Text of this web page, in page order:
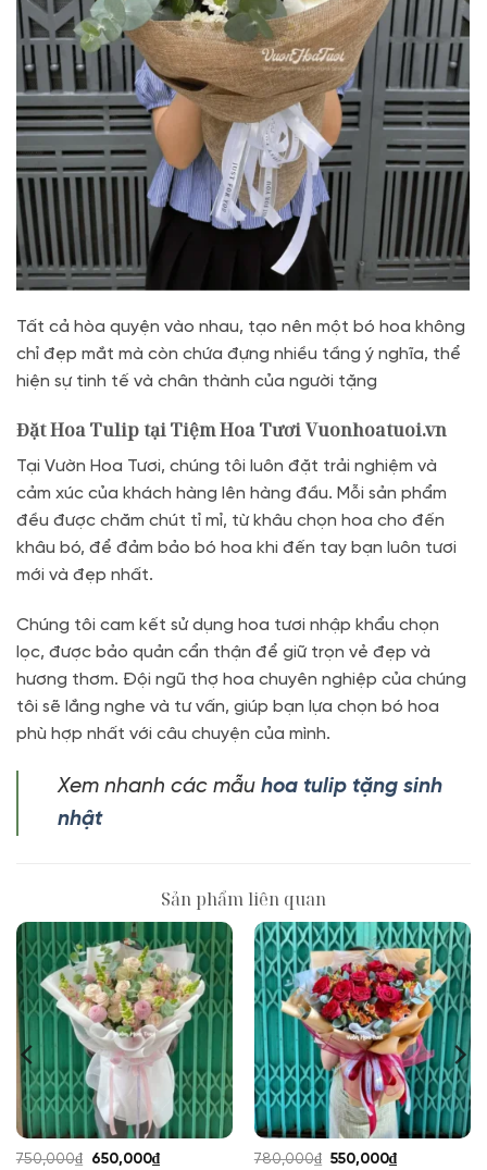
Tất cả hòa quyện vào nhau, tạo nên một bó hoa không
chỉ đẹp mắt mà còn chứa đựng nhiều tầng ý nghĩa, thể
hiện sự tinh tế và chân thành của người tặng
Đặt Hoa Tulip tại Tiệm Hoa Tươi Vuonhoatuoi.vn
Tại Vườn Hoa Tươi, chúng tôi luôn đặt trải nghiệm và
cảm xúc của khách hàng lên hàng đầu. Mỗi sản phẩm
đều được chăm chút tỉ mỉ, từ khâu chọn hoa cho đến
khâu bó, để đảm bảo bó hoa khi đến tay bạn luôn tươi
mới và đẹp nhất.
Chúng tôi cam kết sử dụng hoa tươi nhập khẩu chọn
lọc, được bảo quản cẩn thận để giữ trọn vẻ đẹp và
hương thơm. Đội ngũ thợ hoa chuyên nghiệp của chúng
tôi sẽ lắng nghe và tư vấn, giúp bạn lựa chọn bó hoa
phù hợp nhất với câu chuyện của mình.
Xem nhanh các mẫu hoa tulip tặng sinh
nhật
Sản phẩm liên quan
750,000₫
Giá
650,000₫Giá
780,000₫ Giá
550,000₫Giá